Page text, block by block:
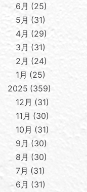
6月
25
5月
31
4月
29
3月
31
2月
24
1月
25
2025 359
12月
31
11月
30
10月
31
9月
30
8月
30
7月
31
6月
31